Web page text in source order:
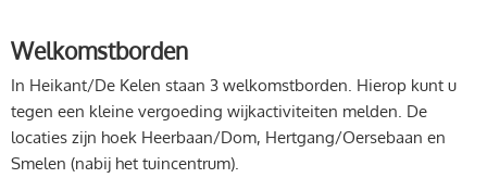
Welkomstborden
In Heikant/De Kelen staan 3 welkomstborden. Hierop kunt u
tegen een kleine vergoeding wijkactiviteiten melden. De
locaties zijn hoek Heerbaan/Dom, Hertgang/Oersebaan en
Smelen (nabij het tuincentrum).